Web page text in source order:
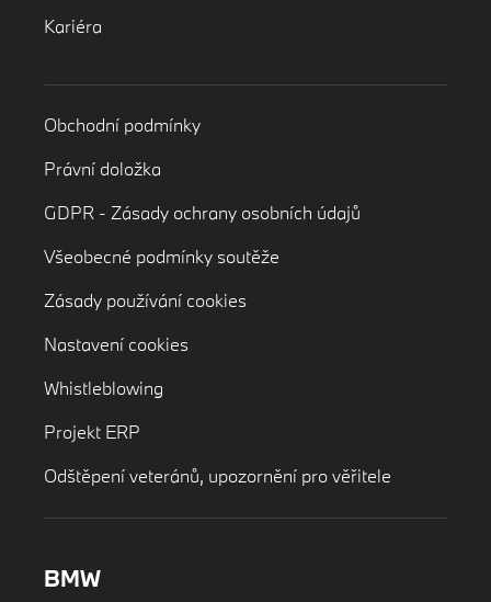
Kariéra
Obchodní podmínky
Právní doložka
GDPR - Zásady ochrany osobních údajů
Všeobecné podmínky soutěže
Zásady používání cookies
Nastavení cookies
Whistleblowing
Projekt ERP
Odštěpení veteránů, upozornění pro věřitele
BMW